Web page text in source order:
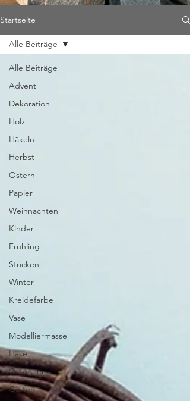
Startseite
Alle Beiträge
Advent
Dekoration
Holz
Häkeln
Herbst
Ostern
Papier
Weihnachten
Kinder
Frühling
Stricken
Winter
Kreidefarbe
Vase
Modelliermasse
Hase
Ostereier
Garten
Alle Beiträge